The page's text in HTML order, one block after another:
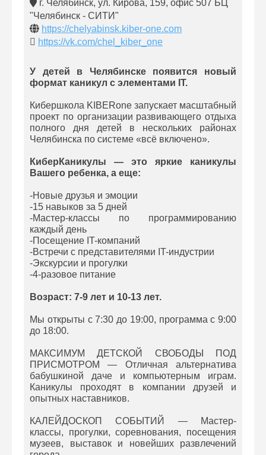
г. Челябинск, ул. Кирова, 159, офис 507 БЦ
"Челябинск - СИТИ"
https://chelyabinsk.kiber-one.com
https://vk.com/chel_kiber_one
У детей в Челябинске появится новый
формат каникул с элементами IT.
Кибершкола KIBERone запускает масштабный
проект по организации развивающего отдыха
полного дня детей в нескольких районах
Челябинска по системе «всё включено».
КиберКаникулы — это яркие каникулы
Вашего ребенка, а еще:
-Новые друзья и эмоции
-15 навыков за 5 дней
-Мастер-классы по программированию
каждый день
-Посещение IT-компаний
-Встречи с представителями IT-индустрии
-Экскурсии и прогулки
-4-разовое питание
Возраст: 7-9 лет и 10-13 лет.
Мы открыты с 7:30 до 19:00, программа с 9:00
до 18:00.
МАКСИМУМ ДЕТСКОЙ СВОБОДЫ ПОД
ПРИСМОТРОМ — Отличная альтернатива
бабушкиной даче и компьютерным играм.
Каникулы проходят в компании друзей и
опытных наставников.
КАЛЕЙДОСКОП СОБЫТИЙ — Мастер-
классы, прогулки, соревнования, посещения
музеев, выставок и новейших развлечений